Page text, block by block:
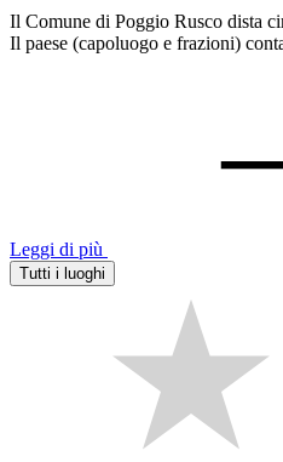
Il Comune di Poggio Rusco dista
Il paese (capoluogo e frazioni)
Leggi di più
Tutti i luoghi